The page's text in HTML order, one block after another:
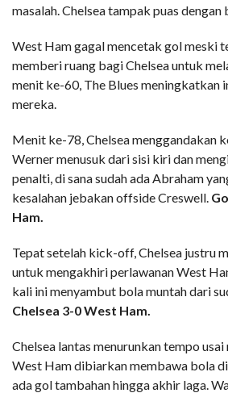
masalah. Chelsea tampak puas dengan
West Ham gagal mencetak gol meski
memberi ruang bagi Chelsea untuk
menit ke-60, The Blues meningkatkan
mereka.
Menit ke-78, Chelsea menggandakan
Werner menusuk dari sisi kiri dan
penalti, di sana sudah ada Abraham
kesalahan jebakan offside Creswell.
Ham.
Tepat setelah kick-off, Chelsea justru
untuk mengakhiri perlawanan West
kali ini menyambut bola muntah dari
Chelsea 3-0 West Ham.
Chelsea lantas menurunkan tempo
West Ham dibiarkan membawa bola
ada gol tambahan hingga akhir laga.